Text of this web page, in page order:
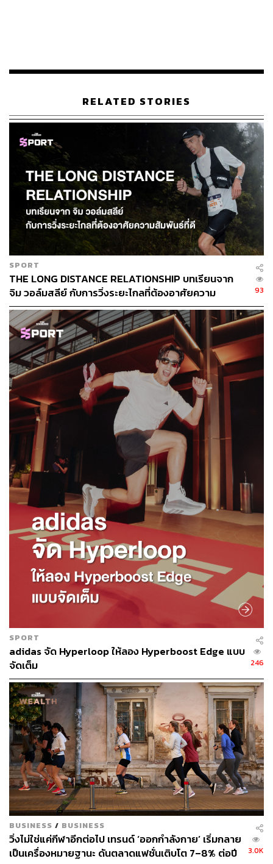
อย่างต่อเนื่อง เนื่องจากตอบโจทย์ทั้งด้านสุขภาพ ความ
ท้าทาย และการสะท้อนตัวตนด้านไลฟ์สไตล์ของนักวิ่งรุ่น
ใหม่
ในระยะต่อจากนี้ HOKA วางประเทศไทย โดยเฉพาะ
กรุงเทพฯ เป็นศูนย์กลางหรือ Hub ของภูมิภาค เพื่อใช้เป็น
ฐานในการพัฒนา Regional Playbook ซึ่งมองว่าประเทศ
ไทยฯ เป็นตลาดที่มีศักยภาพสูงของอุตสาหกรรมกีฬาและ
รองเท้าวิ่ง ด้วยจำนวนประชากรนักวิ่งที่มีประมาณ 15 ล้าน
คน ประกอบกับการเกิดขึ้นของงานวิ่งใหม่ๆ จากผู้จัดอีเวนต์
หลากหลายราย โดย HOKA มุ่งสร้างคอมมูนิตี้ผ่านการจัด
กิจกรรมร่วมกับนักวิ่ง ให้ความรู้เรื่องการเริ่มต้นวิ่งอย่างถูก
วิธี ปัจจุบันมีสมาชิกในกลุ่มรันคลับมากกว่า 5,000 ราย และ
ยังสนับสนุนวัฒนธรรมการวิ่งเทรลผ่านการเป็นเจ้าภาพ
จัดการแข่งขัน UTMB ถึง 2 รายการ ทั้งในกรุงเทพฯ และต่าง
จังหวัด
สำหรับกลยุทธ์ดังกล่าวคาดว่าจะช่วยเสริมความแข็งแกร่งให้
แบรนด์ ทั้งในแง่การขยายการเข้าถึงลูกค้าและการสร้างการ
รับรู้ในวงกว้าง โดยในปี 2569 บริษัทประเมินว่าตลาดสินค้า
และรองเท้ากีฬาจะมีนักวิ่งหน้าใหม่เข้าสู่ตลาดเพิ่มขึ้นอย่าง
ต่อเนื่อง โดยเฉพาะกลุ่มที่เริ่มจากการวิ่งเชิงไลฟ์สไตล์ ก่อน
พัฒนาไปสู่ระยะ 10 กิโลเมตร 20 กิโลเมตร หรือขยับสู่การวิ่ง
เทรล ซึ่ง HOKA เตรียมพัฒนาสินค้าใหม่เพื่อตอบโจทย์กลุ่มนี้
อย่างต่อเนื่อง
“คาดว่าปีหน้าจะเป็นช่วงพีกของตลาดรองเท้าวิ่ง แม้ภาวะ
เศรษฐกิจและกำลังซื้อจะกดดันการใช้จ่ายของผู้บริโภค แต่
ธุรกิจรองเท้าวิ่งได้รับผลกระทบน้อยกว่าหลายอุตสาหกรรม
เนื่องจากผู้บริโภคให้ความสำคัญกับสุขภาพเป็นอันดับต้นๆ
โดยเฉพาะกลุ่ม Gen Y และ Gen Z ที่หันมาดูแลสุขภาพและ
ออกกำลังกายอย่างจริงจัง” พรศักดิ์ กล่าวย้ำ
สามารถติดตาม THE STANDARD WEALTH
ผ่านแอปพลิเคชันต่างๆ ที่คุณสะดวกหรือใช้งานอยู่แล้วได้เลย
TAGS: การวิ่งเทรล การวิ่ง HOKA Run Club
252
ABOUT THE AUTHOR
RELATED STORIES
SPORT
THE LONG DISTANCE RELATIONSHIP บทเรียนจาก
จิม วอล์มสลีย์ กับการวิ่งระยะไกลที่ต้องอาศัยความ
สัมพันธ์ที่ดี
93
SPORT
adidas จัด Hyperloop ให้ลอง Hyperboost Edge แบบ
จัดเต็ม
246
BUSINESS / BUSINESS
วิ่งไม่ใช่แค่กีฬาอีกต่อไป เทรนด์ ‘ออกกำลังกาย’ เริ่มกลาย
เป็นเครื่องหมายฐานะ ดันตลาดแฟชั่นเติบโต 7–8% ต่อปี
3.0K